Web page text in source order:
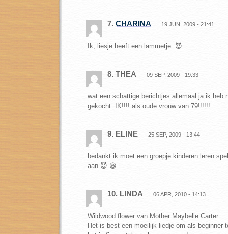
7. CHARINA 19 JUN, 2009 - 21:41
Ik, liesje heeft een lammetje. 😈
8. THEA 09 SEP, 2009 - 19:33
wat een schattige berichtjes allemaal ja ik heb
gekocht. IK!!!! als oude vrouw van 79!!!!!!
9. ELINE 25 SEP, 2009 - 13:44
bedankt ik moet een groepje kinderen leren
aan 😈 😆
10. LINDA 06 APR, 2010 - 14:13
Wildwood flower van Mother Maybelle Carter.
Het is best een moeilijk liedje om als beginner